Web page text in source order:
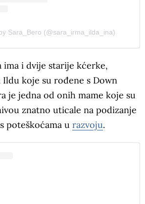
Sara_Bero (@sara_irma_ilda_ina)
ima i dvije starije kćerke,
koje su rođene s Down
je jedna od onih mame koje su
znatno uticale na podizanje
poteškoćama u razvoju.